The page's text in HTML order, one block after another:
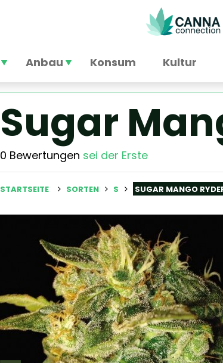
Anbau Konsum Kultur
Sugar
0 Bewertungen sei der Erste
STARTSEITE SORTEN S SUGAR MANGO